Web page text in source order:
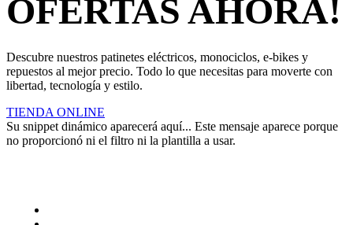
OFERTAS AHORA!
Descubre nuestros patinetes eléctricos, monociclos, e-bikes y
repuestos al mejor precio. Todo lo que necesitas para moverte con
libertad, tecnología y estilo.
TIENDA ONLINE
Su snippet dinámico aparecerá aquí... Este mensaje aparece porque
no proporcionó ni el filtro ni la plantilla a usar.